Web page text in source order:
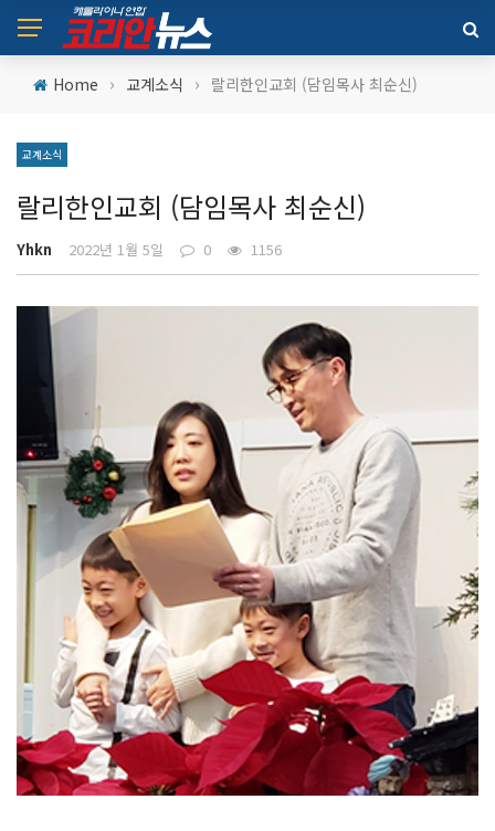
Home › 교계소식 › 랄리한인교회 (담임목사 최순신)
교계소식
랄리한인교회 (담임목사 최순신)
Yhkn 2022년 1월 5일 0 1156